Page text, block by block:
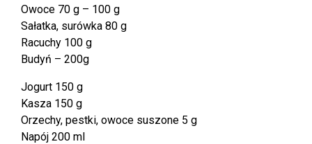
Owoce 70 g – 100 g
Sałatka, surówka 80 g
Racuchy 100 g
Budyń – 200g
Jogurt 150 g
Kasza 150 g
Orzechy, pestki, owoce suszone 5 g
Napój 200 ml